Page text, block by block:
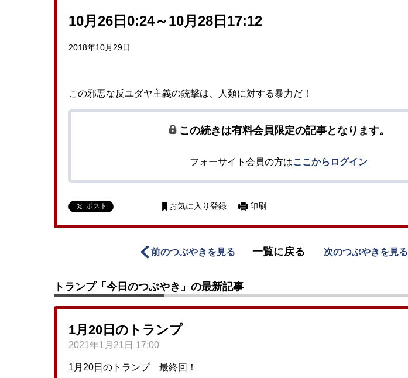
10月26日0:24～10月28日17:12
2018年10月29日
この邪悪な反ユダヤ主義の銃撃は、人類に対する暴力だ！
この続きは有料会員限定の記事となります。
フォーサイト会員の方はここからログイン
ポスト お気に入り登録 印刷
前のつぶやきを見る 一覧に戻る 次のつぶやきを見る
トランプ「今日のつぶやき」の最新記事
1月20日のトランプ
2021年1月21日 17:00
1月20日のトランプ 最終回！